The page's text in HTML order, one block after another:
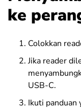
ke
Colokkan
Jika reader
USB-C.
Ikuti panduan